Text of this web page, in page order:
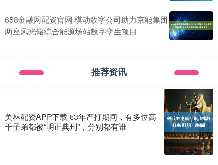
658金融网配资官网 模动数字公司助力京能集团
两座风光储综合能源场站数字孪生项目
推荐资讯
美林配资APP下载 83年严打期间，有多位高
干子弟都被“明正典刑”，分别都有谁